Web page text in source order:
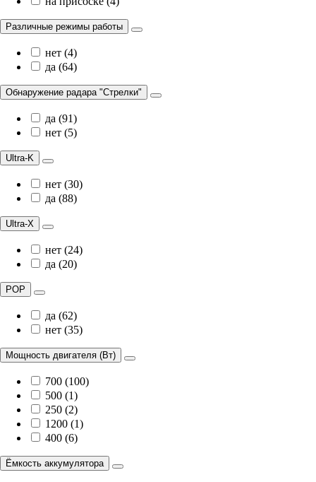
Различные режимы работы
нет (4)
да (64)
Обнаружение радара "Стрелки"
да (91)
нет (5)
Ultra-K
нет (30)
да (88)
Ultra-X
нет (24)
да (20)
POP
да (62)
нет (35)
Мощность двигателя (Вт)
700 (100)
500 (1)
250 (2)
1200 (1)
400 (6)
Ёмкость аккумулятора